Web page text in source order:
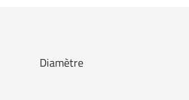
Diamètre